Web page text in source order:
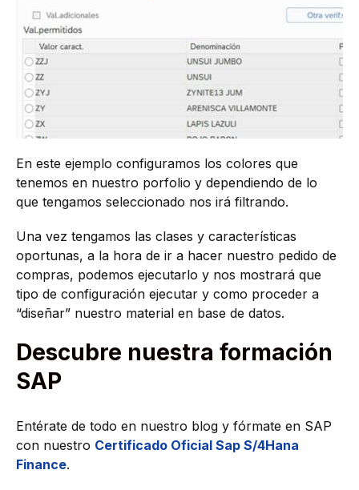
En este ejemplo configuramos los colores que
tenemos en nuestro porfolio y dependiendo de lo
que tengamos seleccionado nos irá filtrando.
Una vez tengamos las clases y características
oportunas, a la hora de ir a hacer nuestro pedido de
compras, podemos ejecutarlo y nos mostrará que
tipo de configuración ejecutar y como proceder a
“diseñar” nuestro material en base de datos.
Descubre nuestra formación
SAP
Entérate de todo en nuestro blog y fórmate en SAP
con nuestro Certificado Oficial Sap S/4Hana
Finance.